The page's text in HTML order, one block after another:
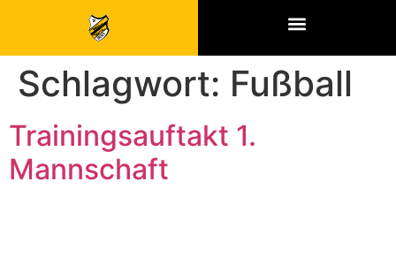
Schlagwort: Fußball
Trainingsauftakt 1.
Mannschaft